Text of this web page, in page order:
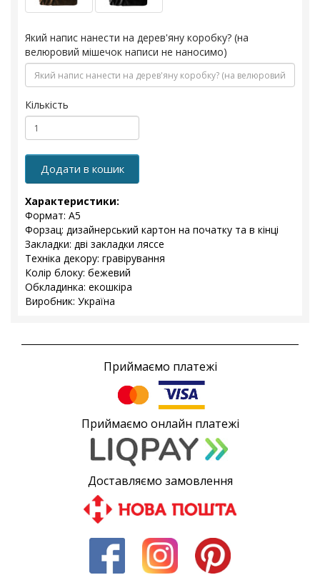
Який напис нанести на дерев'яну коробку? (на
велюровий мішечок написи не наносимо)
Кількість
Додати в кошик
Характеристики:
Формат: А5
Форзац: дизайнерський картон на початку та в кінці
Закладки: дві закладки ляссе
Техніка декору: гравірування
Колір блоку: бежевий
Обкладинка: екошкіра
Виробник: Україна
Приймаємо платежі
Приймаємо онлайн платежі
Доставляємо замовлення